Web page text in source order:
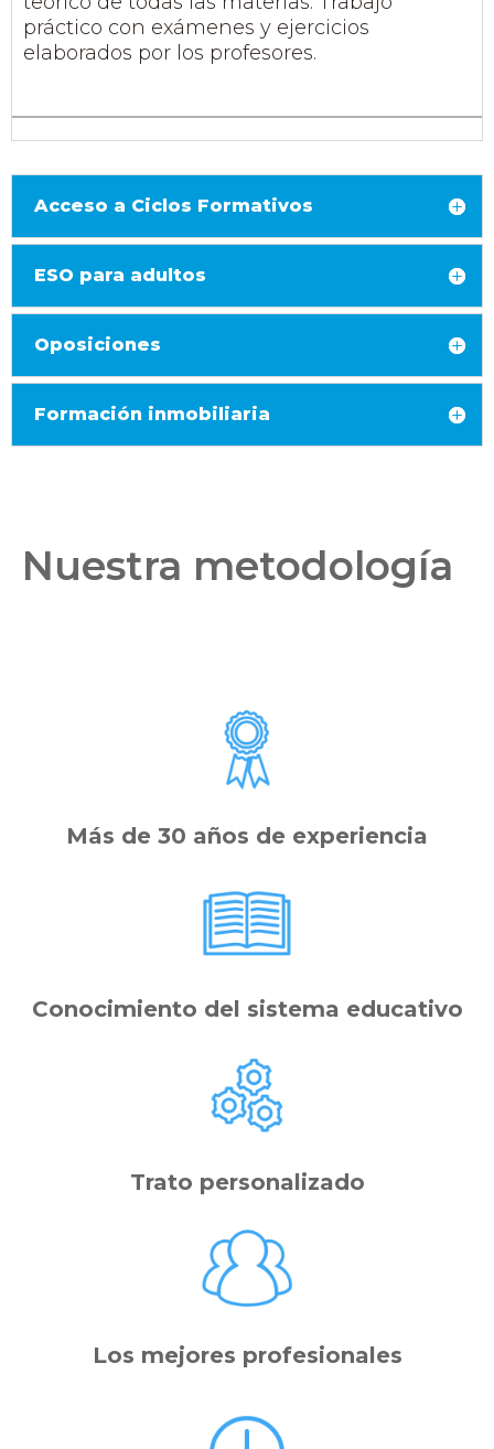
práctico con exámenes y ejercicios
elaborados por los profesores.
Acceso a Ciclos Formativos
ESO para adultos
Oposiciones
Formación inmobiliaria
Nuestra metodología
Más de 30 años de experiencia
Conocimiento del sistema educativo
Trato personalizado
Los mejores profesionales